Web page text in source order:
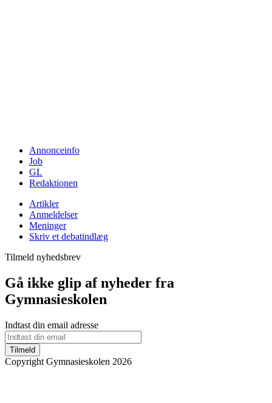
Annonceinfo
Job
GL
Redaktionen
Artikler
Anmeldelser
Meninger
Skriv et debatindlæg
Tilmeld nyhedsbrev
Gå ikke glip af nyheder fra
Gymnasieskolen
Indtast din email adresse
Tilmeld
Copyright Gymnasieskolen 2026